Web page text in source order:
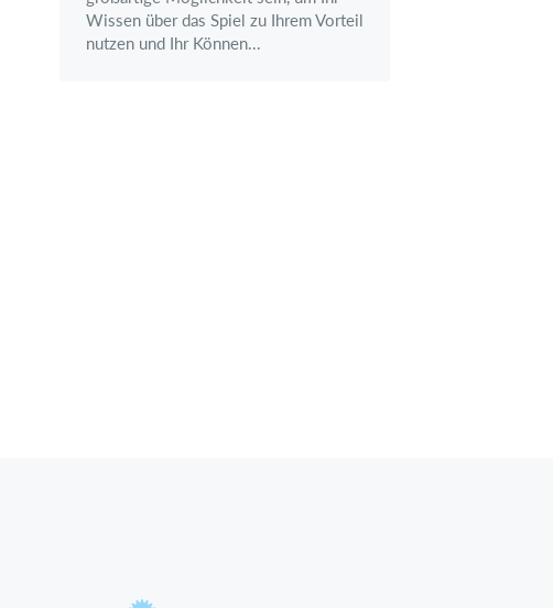
Wissen über das Spiel zu Ihrem Vorteil
nutzen und Ihr Können...